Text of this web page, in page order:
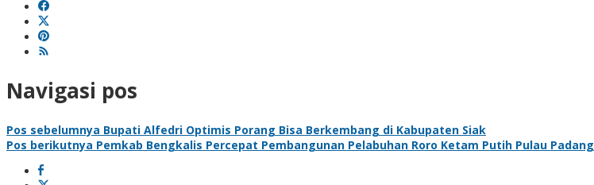
Navigasi pos
Pos sebelumnya Bupati Alfedri Optimis Porang Bisa Berkembang di Kabupaten Siak
Pos berikutnya Pemkab Bengkalis Percepat Pembangunan Pelabuhan Roro Ketam Putih Pulau Padang